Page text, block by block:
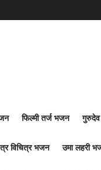
फिल्मी तर्ज भजन
विचित्र भजन उमा लहरी